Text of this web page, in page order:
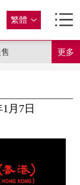
繁體
更多
月7日